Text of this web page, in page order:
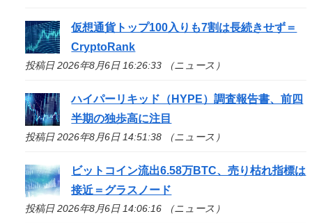
仮想通貨トップ100入りも7割は長続きせず＝
CryptoRank
投稿日 2026年8月6日 16:26:33 （ニュース）
ハイパーリキッド（HYPE）調査報告書、前四
半期の独歩高に注目
投稿日 2026年8月6日 14:51:38 （ニュース）
ビットコイン流出6.58万BTC、売り枯れ指標は
接近＝グラスノード
投稿日 2026年8月6日 14:06:16 （ニュース）